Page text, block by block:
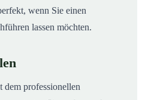
wenn Sie einen
lassen möchten.
professionellen